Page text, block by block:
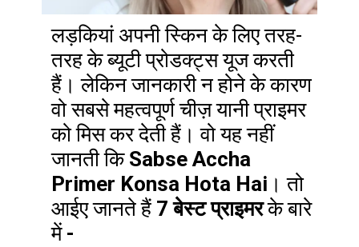
लड़कियां अपनी स्किन के लिए तरह-
तरह के ब्यूटी प्रोडक्ट्स यूज करती
हैं। लेकिन जानकारी न होने के कारण
वो सबसे महत्वपूर्ण चीज़ यानी प्राइमर
को मिस कर देती हैं। वो यह नहीं
जानती कि Sabse Accha
Primer Konsa Hota Hai । तो
आईए जानते हैं 7 बेस्ट प्राइमरके बारे
में -